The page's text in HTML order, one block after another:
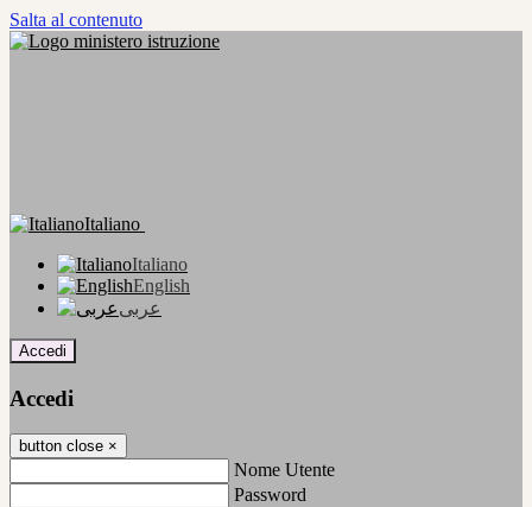
Salta al contenuto
Italiano
Italiano
English
عربى
Accedi
Accedi
button close ×
Nome Utente
Password